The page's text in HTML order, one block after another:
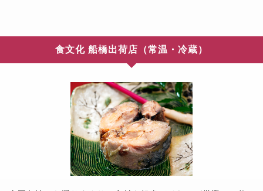
食文化 船橋出荷店（常温・冷蔵）